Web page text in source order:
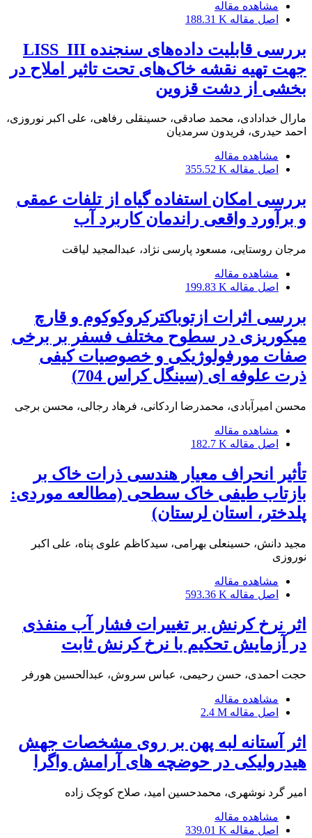
مشاهده مقاله
اصل مقاله 188.31 K
بررسی قابلیت داده‌های سنجنده LISS_III
جهت تهیه نقشه خاک‌های تحت تاثیر املاح در
بخشی از دشت قزوین
مارال خدادادی، محمد صادقی، حسینقلی رفاهی، علی اکبر نوروزی،
احمد حیدری، فریدون سرمدیان
مشاهده مقاله
اصل مقاله 355.52 K
بررسی امکان استفاده گیاه از تلفات عمقی
و برآورد واقعی راندمان کاربرد آب
مرجان روستایی، مسعود پارسی نژاد، عبدالمجید لیاقت
مشاهده مقاله
اصل مقاله 199.83 K
بررسی اثرات ازتوباکترکروکوکوم و قارچ
میکوریزی در سطوح مختلف فسفر بر برخی
صفات مورفولوژیکی و خصوصیات کیفی
ذرت علوفه ای (سینگل کراس 704)
محسن امیرآبادی، محمدرضا اردکانی، فرهاد رجالی، محسن برجی
مشاهده مقاله
اصل مقاله 182.7 K
تأثیر انحراف معیار هندسی ذرات خاک بر
بازتاب طیفی خاک سطحی (مطالعه موردی:
پلدختر، استان لرستان)
مجید دانش، حسینعلی بهرامی، سیدکاظم علوی پناه، علی اکبر
نوروزی
مشاهده مقاله
اصل مقاله 593.36 K
اثر نرخ کرنش بر تغییرات فشار آب منفذی
در آزمایش تحکیم با نرخ کرنش ثابت
حجت احمدی، حسن رحیمی، عباس سروش، عبدالحسین هورفر
مشاهده مقاله
اصل مقاله 2.4 M
اثر آستانه لبه پهن بر روی مشخصات جهش
هیدرولیکی در حوضچه های آرامش واگرا
امیر گرد نوشهری، محمدحسین امید، صلاح کوچک زاده
مشاهده مقاله
اصل مقاله 339.01 K